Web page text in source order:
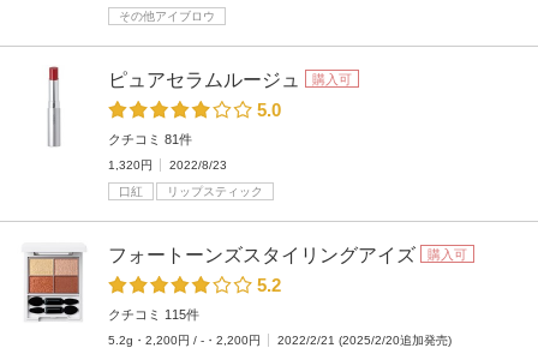
その他アイブロウ
ピュアセラムルージュ 購入可
5.0
クチコミ 81件
1,320円
2022/8/23
口紅
リップスティック
フォートーンズスタイリングアイズ 購入可
5.2
クチコミ 115件
5.2g・2,200円 / -・2,200円
2022/2/21 (2025/2/20追加発売)